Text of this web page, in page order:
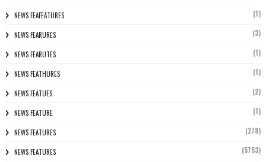
NEWS FEAFEATURES (1)
NEWS FEARURES (3)
NEWS FEARUTES (1)
NEWS FEATHURES (1)
NEWS FEATUES (2)
NEWS FEATURE (1)
NEWS FEATURES (278)
NEWS FEATURES (5753)